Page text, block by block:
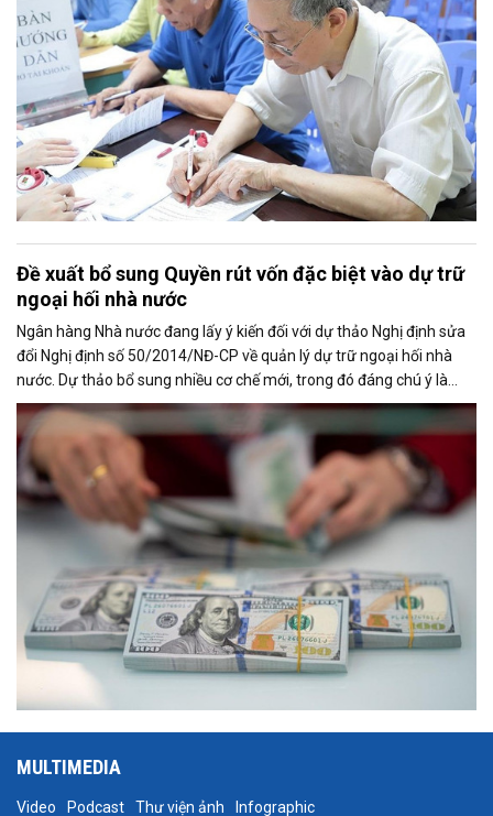
Đề xuất bổ sung Quyền rút vốn đặc biệt vào dự trữ
ngoại hối nhà nước
Ngân hàng Nhà nước đang lấy ý kiến đối với dự thảo Nghị định sửa
đổi Nghị định số 50/2014/NĐ-CP về quản lý dự trữ ngoại hối nhà
nước. Dự thảo bổ sung nhiều cơ chế mới, trong đó đáng chú ý là
việc đưa Quyền rút vốn đặc biệt (SDR) của Quỹ Tiền tệ Quốc tế
(IMF) vào nguồn hình thành dự trữ ngoại hối quốc gia.
MULTIMEDIA
Video Podcast Thư viện ảnh Infographic